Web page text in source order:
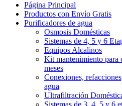
Página Principal
Productos con Envío Gratis
Purificadores de agua
Osmosis Domésticas
Sistemas de 4, 5 y 6
Equipos Alcalinos
Kit mantenimiento para
meses
Conexiones,
agua
Ultrafiltración
Sistemas de 3, 4, 5 y 6